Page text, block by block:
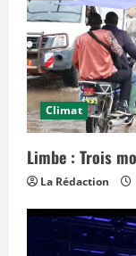
e
p
s
»
Climat
Limbe : Trois
La Rédaction